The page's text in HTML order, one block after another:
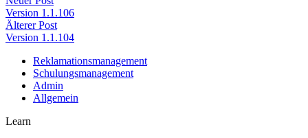
Version 1.1.106
Älterer Post
Version 1.1.104
Reklamationsmanagement
Schulungsmanagement
Admin
Allgemein
Learn